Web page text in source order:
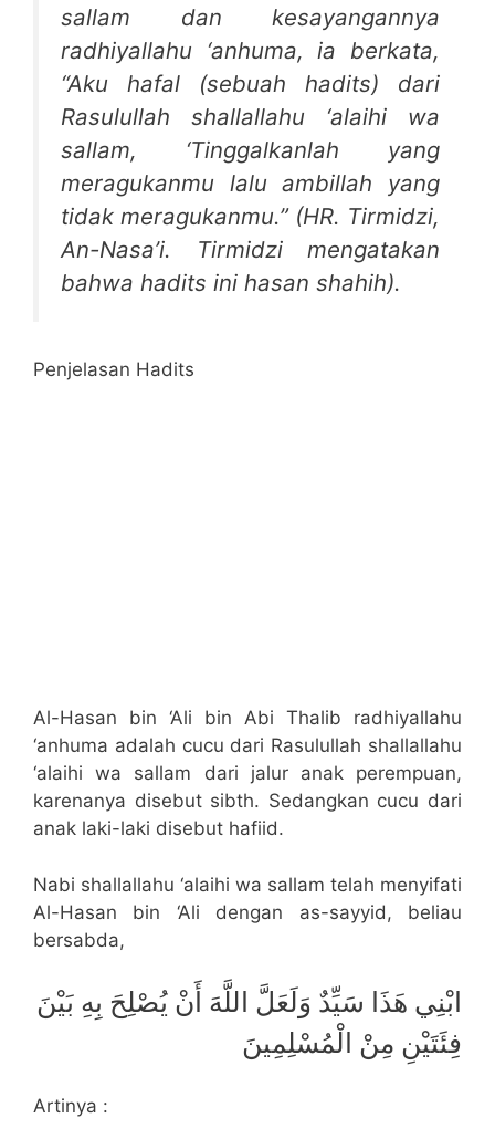
sallam dan kesayangannya
radhiyallahu ‘anhuma, ia berkata,
“Aku hafal (sebuah hadits) dari
Rasulullah shallallahu ‘alaihi wa
sallam, ‘Tinggalkanlah yang
meragukanmu lalu ambillah yang
tidak meragukanmu.” (HR. Tirmidzi,
An-Nasa’i. Tirmidzi mengatakan
bahwa hadits ini hasan shahih).
Penjelasan Hadits
Al-Hasan bin ‘Ali bin Abi Thalib radhiyallahu
‘anhuma adalah cucu dari Rasulullah shallallahu
‘alaihi wa sallam dari jalur anak perempuan,
karenanya disebut sibth. Sedangkan cucu dari
anak laki-laki disebut hafiid.
Nabi shallallahu ‘alaihi wa sallam telah menyifati
Al-Hasan bin ‘Ali dengan as-sayyid, beliau
bersabda,
ابْنِي هَذَا سَيِّدٌ وَلَعَلَّ اللَّهَ أَنْ يُصْلِحَ بِهِ بَيْنَ
فِئَتَيْنِ مِنْ الْمُسْلِمِينَ
Artinya :